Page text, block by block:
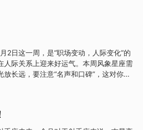
望对方能回到自己身边。狮子座狮子座
但碍于面子，狮子座又不好表达，只能
座爱一个人会爱很久，就算是已经分
天蝎座心里也还是很大怨气，无法自我消
想跟对方复合，又不知道如何操作。不
2日这一周，是“职场变动，人际变化”的
际关系上迎来好运气。本周风象星座需
长远，要注意“名声和口碑”，这对你未
钱：“火”“土”这两颗星会给你带来好运
，一定要机灵一点，变相递过来的橄榄
合作，别觉得这是苦差事，就算人际上会